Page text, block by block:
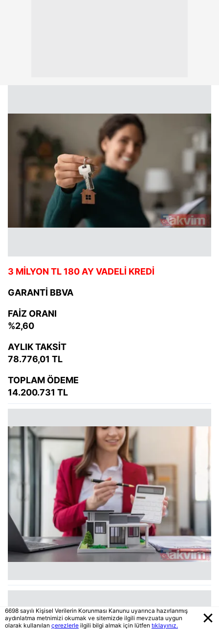
3 MİLYON TL 180 AY VADELİ KREDİ
GARANTİ BBVA
FAİZ ORANI
%2,60
AYLIK TAKSİT
78.776,01 TL
TOPLAM ÖDEME
14.200.731 TL
6698 sayılı Kişisel Verilerin Korunması Kanunu uyarınca hazırlanmış
aydınlatma metnimizi okumak ve sitemizde ilgili mevzuata uygun
olarak kullanılan çerezlerle ilgili bilgi almak için lütfen tıklayınız.